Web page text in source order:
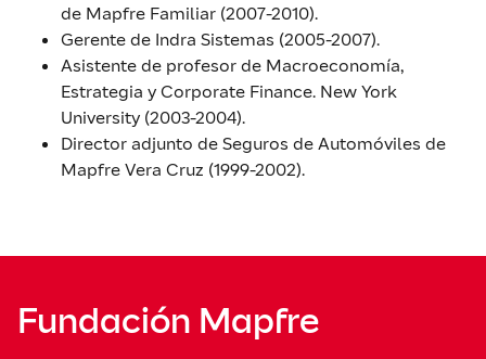
de Mapfre Familiar (2007-2010).
Gerente de Indra Sistemas (2005-2007).
Asistente de profesor de Macroeconomía,
Estrategia y Corporate Finance. New York
University (2003-2004).
Director adjunto de Seguros de Automóviles de
Mapfre Vera Cruz (1999-2002).
Fundación Mapfre